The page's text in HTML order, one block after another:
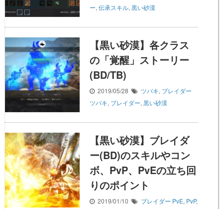
ー, 伝承スキル, 黒い砂漠
【黒い砂漠】各クラス
の「覚醒」ストーリー
(BD/TB)
2019/05/28 ツバキ, ブレイダー
ツバキ, ブレイダー, 黒い砂漠
【黒い砂漠】ブレイダ
ー(BD)のスキルやコン
ボ、PvP、PvEの立ち回
りのポイント
2019/01/10 ブレイダー PvE, PvP,